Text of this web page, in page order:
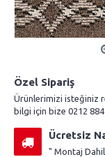
Özel Sipariş
Ürünlerimizi isteğiniz
bilgi için bize 0212
Ücretsiz
" Montaj